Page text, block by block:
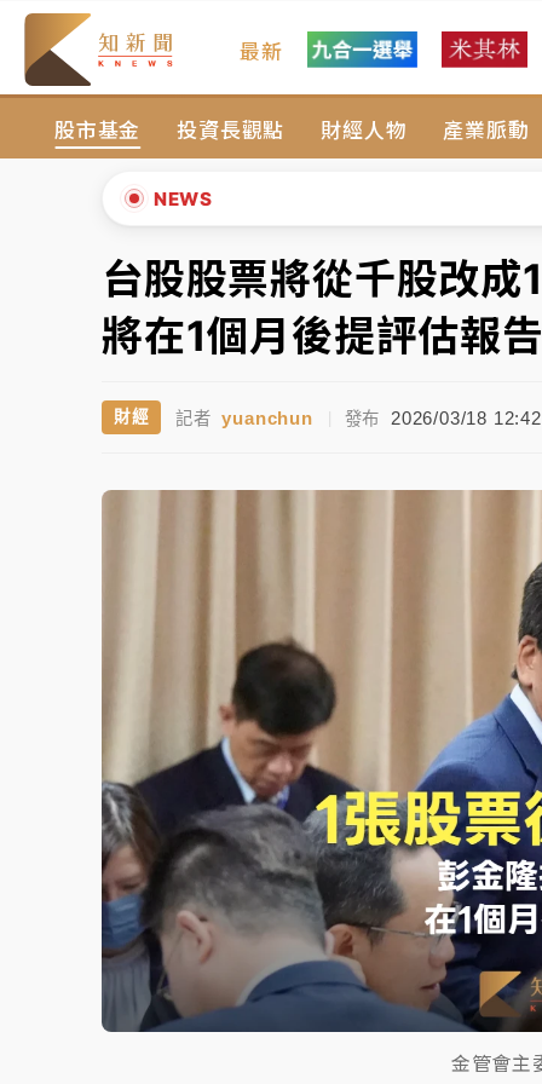
最新
股市基金 投資長觀點 財經人物 產業脈動
NEWS
暑假過三周才推「E宿新北打卡趣」！抽獎
中信慈善基金會想增加董事人數！辜仲諒向
故宮《龍藏經》特展第2檔！今線上預約開
台東農業處長涉圖利渡假村！東檢抗告成功
女律師陳昱瑄詐慈濟10億！黃金158kg遭查
故宮《龍藏經》特展第2檔！今線上預約開
台東農業處長涉圖利渡假村！東檢抗告成功
父親節泡湯了！中颱白海豚雨彈轟3天 「紅
▲
▼
台股股票將從千股改
將在1個月後提評估報
財經 記者 yuanchun | 發布 2026/03/18 12:42
金管會主